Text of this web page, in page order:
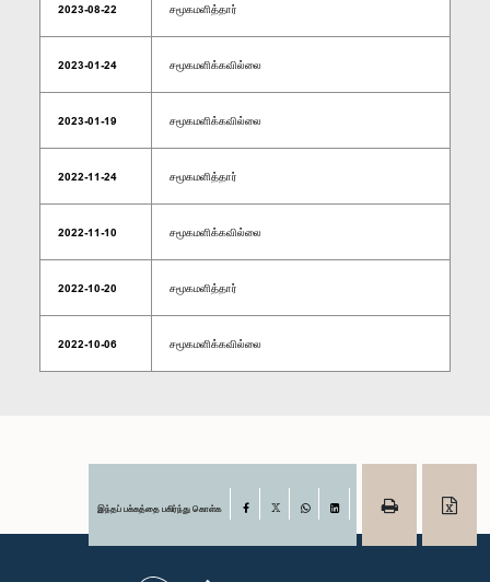
2023-08-22 சமூகமளித்தார்
2023-01-24 சமூகமளிக்கவில்லை
2023-01-19 சமூகமளிக்கவில்லை
2022-11-24 சமூகமளித்தார்
2022-11-10 சமூகமளிக்கவில்லை
2022-10-20 சமூகமளித்தார்
2022-10-06 சமூகமளிக்கவில்லை
இந்தப் பக்கத்தை பகிர்ந்து கொள்க Facebook